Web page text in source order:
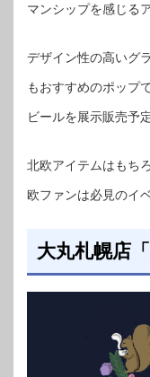
マンシップを感じる
デザイン性の高いグ
もおすすめのポップ
ビールを展示販売予定
北欧アイテムはもち
欧ファンは必見のイ
大丸札幌店